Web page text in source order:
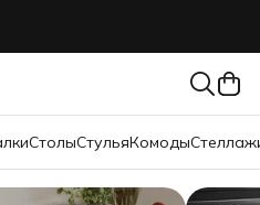
СтолыСтульяКомоды